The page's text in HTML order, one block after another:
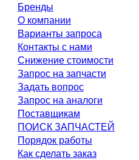
Бренды
О компании
Варианты запроса
Контакты с нами
Снижение стоимости
Запрос на запчасти
Задать вопрос
Запрос на аналоги
Поставщикам
ПОИСК ЗАПЧАСТЕЙ
Порядок работы
Как сделать заказ